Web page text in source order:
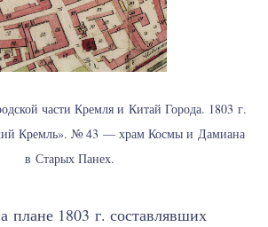
части Кремля и Китай Города. 1803 г.
Кремль». № 43 — храм Космы и Дамиана
в Старых Панех.
плане 1803 г. составлявших